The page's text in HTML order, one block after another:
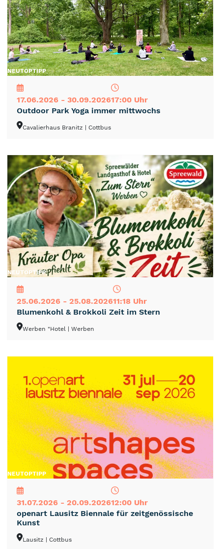
NEUTOPTIPP
17.06.2026 - 30.09.202617:00 Uhr
Outdoor Park Yoga immer mittwochs
Cavalierhaus Branitz | Cottbus
NEUTOPTIPP
25.06.2026 - 25.08.202611:18 Uhr
Blumenkohl & Brokkoli Zeit im Stern
Werben "Hotel | Werben
NEUTOPTIPP
31.07.2026 - 20.09.202612:00 Uhr
openart Lausitz Biennale für zeitgenössische
Kunst
Lausitz | Cottbus